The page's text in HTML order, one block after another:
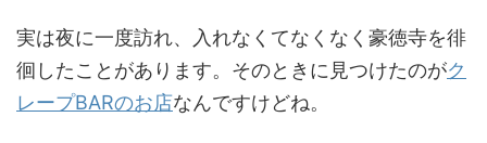
実は夜に一度訪れ、入れなくてなくなく豪徳寺を徘
徊したことがあります。そのときに見つけたのがク
レープBARのお店なんですけどね。